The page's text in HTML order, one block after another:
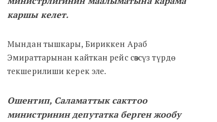
каршы келет.
Мындан тышкары, Бириккен Араб
Эмираттарынан кайткан рейс сөзсүз түрдө
текшерилиши керек эле.
Ошентип, Саламаттык сакттоо
министринин депутатка берген жообу